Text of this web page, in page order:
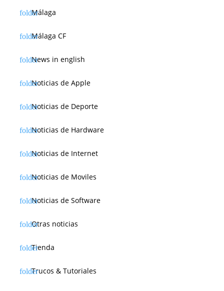
Málaga
Málaga CF
News in english
Noticias de Apple
Noticias de Deporte
Noticias de Hardware
Noticias de Internet
Noticias de Moviles
Noticias de Software
Otras noticias
Tienda
Trucos & Tutoriales